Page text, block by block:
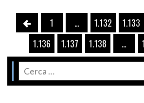
1 … 1.132 1.133
1.136
1.137 1.138 …